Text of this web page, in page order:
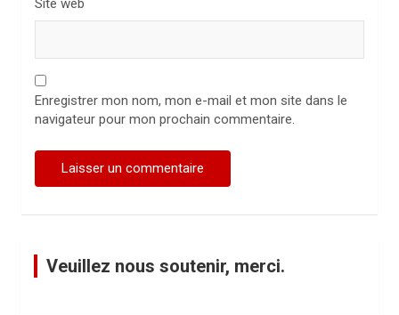
Site web
Enregistrer mon nom, mon e-mail et mon site dans le
navigateur pour mon prochain commentaire.
Veuillez nous soutenir, merci.